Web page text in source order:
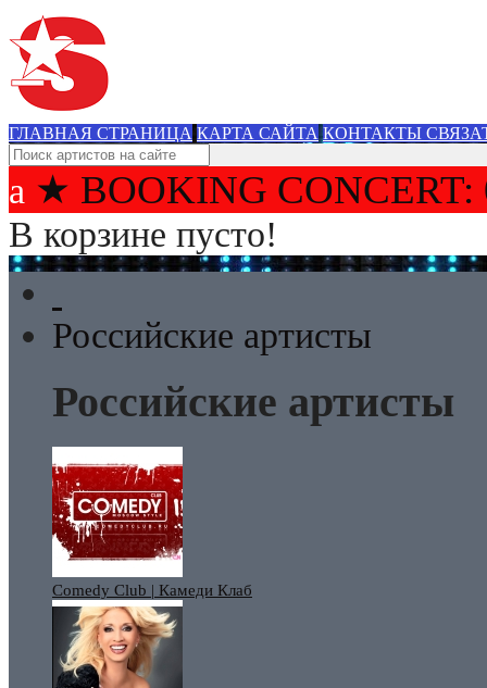
ГЛАВНАЯ СТРАНИЦА КАРТА САЙТА КОНТАКТЫ
★ BOOKING
В корзине пусто!
Российские артисты
Российские артисты
Comedy Club | Камеди Клаб